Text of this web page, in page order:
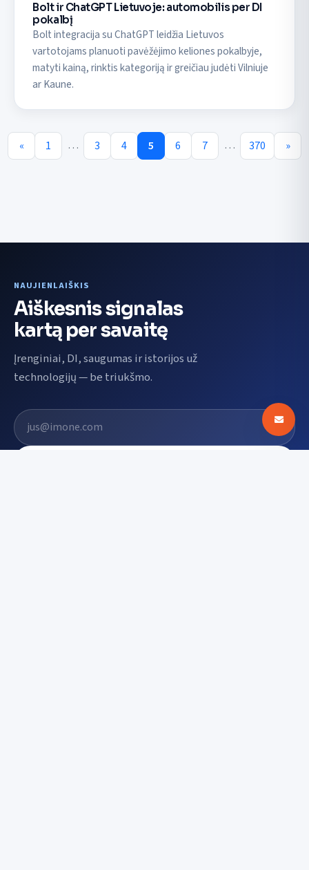
Bolt ir ChatGPT Lietuvoje: automobilis per DI
pokalbį
Bolt integracija su ChatGPT leidžia Lietuvos
vartotojams planuoti pavėžėjimo keliones pokalbyje,
matyti kainą, rinktis kategoriją ir greičiau judėti Vilniuje
ar Kaune.
« 1 … 3 4 5 6 7 … 370 »
NAUJIENLAIŠKIS
Aiškesnis signalas
kartą per savaitę
Įrenginiai, DI, saugumas ir istorijos už
technologijų — be triukšmo.
El. pašto adresas